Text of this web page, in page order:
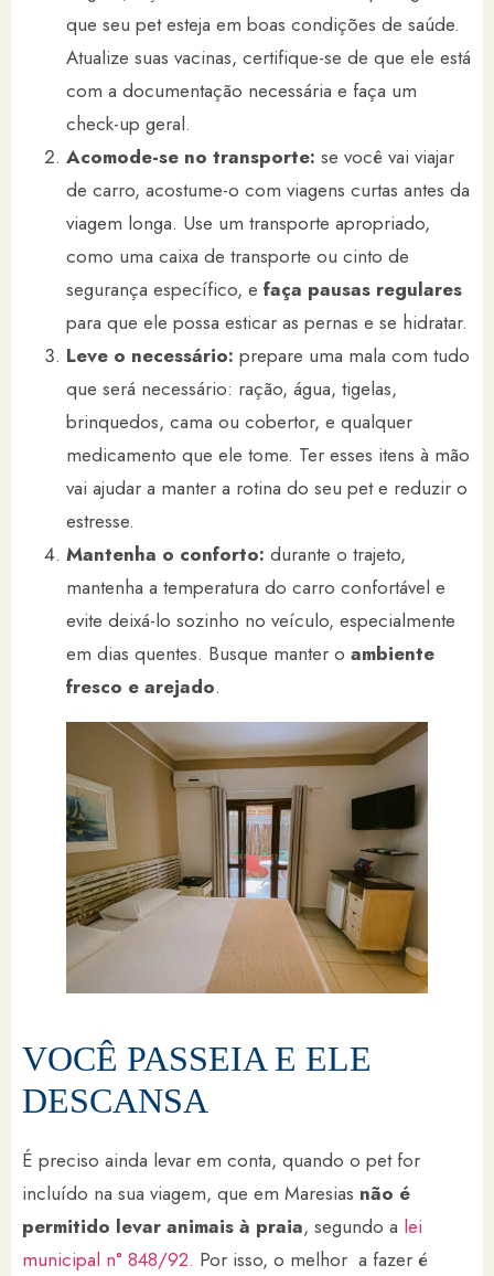
que seu pet esteja em boas condições de saúde.
Atualize suas vacinas, certifique-se de que ele está
com a documentação necessária e faça um
check-up geral.
Acomode-se no transporte: se você vai viajar
de carro, acostume-o com viagens curtas antes da
viagem longa. Use um transporte apropriado,
como uma caixa de transporte ou cinto de
segurança específico, e faça pausas regulares
para que ele possa esticar as pernas e se hidratar.
Leve o necessário: prepare uma mala com tudo
que será necessário: ração, água, tigelas,
brinquedos, cama ou cobertor, e qualquer
medicamento que ele tome. Ter esses itens à mão
vai ajudar a manter a rotina do seu pet e reduzir o
estresse.
Mantenha o conforto: durante o trajeto,
mantenha a temperatura do carro confortável e
evite deixá-lo sozinho no veículo, especialmente
em dias quentes. Busque manter o ambiente
fresco e arejado.
VOCÊ PASSEIA E ELE
DESCANSA
É preciso ainda levar em conta, quando o pet for
incluído na sua viagem, que em Maresias não é
permitido levar animais à praia, segundo a lei
municipal n° 848/92. Por isso, o melhor a fazer é